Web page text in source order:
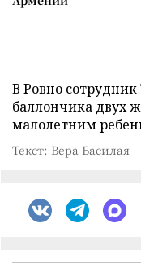
В Ровно
баллончика двух
малолетним
Текст: Вера Басилая